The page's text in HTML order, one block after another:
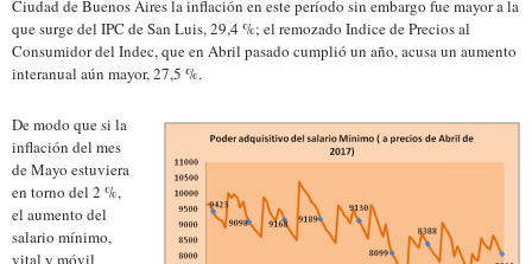
Ciudad de Buenos Aires la inflación en este período sin embargo fue mayor a la
que surge del IPC de San Luis, 29,4 %; el remozado Indice de Precios al
Consumidor del Indec, que en Abril pasado cumplió un año, acusa un aumento
interanual aún mayor, 27,5 %.
De modo que si la
inflación del mes
de Mayo estuviera
en torno del 2 %,
el aumento del
salario mínimo,
vital y móvil